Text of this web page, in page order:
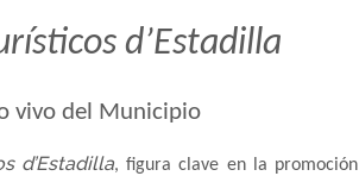
d’Estadilla
vivo del Municipio
d’Estadilla, figura clave en la promoción